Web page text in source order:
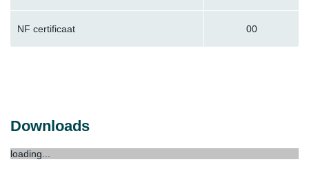
NF certificaat 00
Downloads
loading...